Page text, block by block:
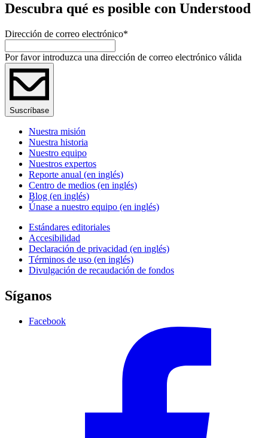
Descubra qué es posible con Understood
Dirección de correo electrónico*
Por favor introduzca una dirección de correo electrónico válida
Suscríbase
Nuestra misión
Nuestra historia
Nuestro equipo
Nuestros expertos
Reporte anual (en inglés)
Centro de medios (en inglés)
Blog (en inglés)
Únase a nuestro equipo (en inglés)
Estándares editoriales
Accesibilidad
Declaración de privacidad (en inglés)
Términos de uso (en inglés)
Divulgación de recaudación de fondos
Síganos
Facebook